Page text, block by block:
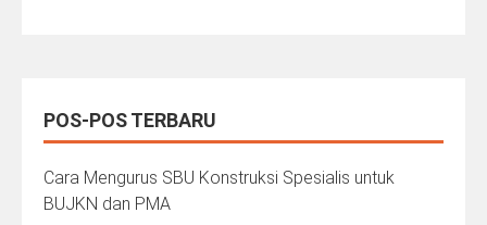
POS-POS TERBARU
Cara Mengurus SBU Konstruksi Spesialis untuk
BUJKN dan PMA